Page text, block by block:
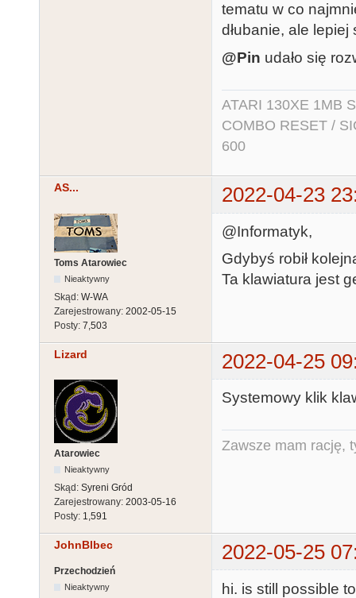
tematu w co
dłubanie, ale
@Pin udało się
ATARI 130XE 1MB
COMBO RESET /
600
AS... 2022-04-23
Toms Atarowiec
Nieaktywny
Skąd: W-WA
Zarejestrowany: 2002-05-15
Posty: 7,503
@Informatyk,
Gdybyś robił
Ta klawiatura jest
Lizard 2022-04-25
Atarowiec
Nieaktywny
Skąd: Syreni Gród
Zarejestrowany: 2003-05-16
Posty: 1,591
Systemowy klik
Zawsze mam rację,
JohnBlbec 2022-05-25
Przechodzień
Nieaktywny hi. is still possible